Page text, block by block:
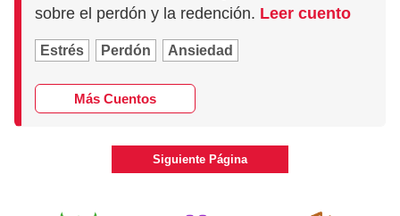
sobre el perdón y la redención. Leer cuento
Estrés Perdón Ansiedad
Más Cuentos
Siguiente Página